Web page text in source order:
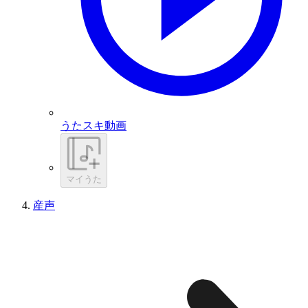
うたスキ動画
マイうた
産声